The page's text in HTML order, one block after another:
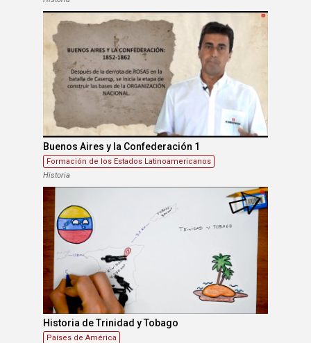
Buenos Aires y la Confederación 1
Formación de los Estados Latinoamericanos
Historia
Historia de Trinidad y Tobago
Países de América